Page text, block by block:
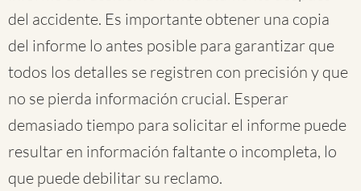
del accidente. Es importante obtener una copia
del informe lo antes posible para garantizar que
todos los detalles se registren con precisión y que
no se pierda información crucial. Esperar
demasiado tiempo para solicitar el informe puede
resultar en información faltante o incompleta, lo
que puede debilitar su reclamo.